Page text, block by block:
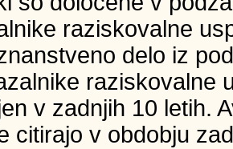
raziskovalne
delo iz
raziskovalne
v zadnjih 10 letih.
citirajo v obdobju